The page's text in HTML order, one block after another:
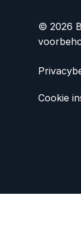
© 2026
Cookie